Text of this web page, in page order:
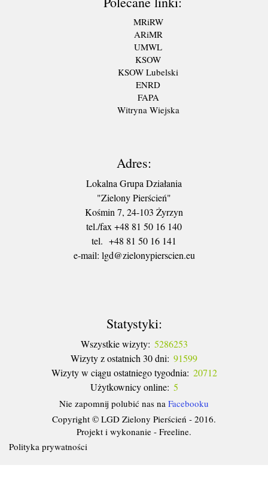
MRiRW
ARiMR
UMWL
KSOW
KSOW Lubelski
ENRD
FAPA
Witryna Wiejska
Adres:
Lokalna Grupa Działania
"Zielony Pierścień"
Kośmin 7, 24-103 Żyrzyn
tel./fax +48 81 50 16 140
tel. +48 81 50 16 141
​e-mail: lgd@zielonypierscien.eu
Statystyki:
Wszystkie wizyty: 5286253
Wizyty z ostatnich 30 dni: 91599
Wizyty w ciągu ostatniego tygodnia: 20712
Użytkownicy online: 5
Nie zapomnij polubić nas na Facebooku
Copyright © LGD Zielony Pierścień - 2016.
Projekt i wykonanie - Freeline.
Polityka prywatności